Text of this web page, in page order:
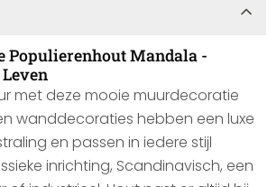
Populierenhout Mandala -
met deze mooie muurdecoratie
wanddecoraties hebben een luxe
en passen in iedere stijl
inrichting, Scandinavisch, een